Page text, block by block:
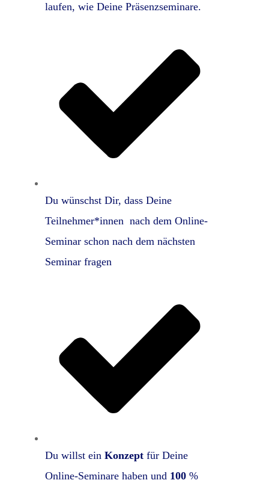
laufen, wie Deine Präsenzseminare.
Du wünschst Dir, dass Deine
Teilnehmer*innen nach dem Online-
Seminar schon nach dem nächsten
Seminar fragen
Du willst ein Konzept für Deine
Online-Seminare haben und 100 %